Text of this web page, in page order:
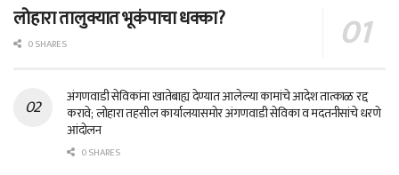
लोहारा तालुक्यात भूकंपाचा धक्का?
0 SHARES
अंगणवाडी सेविकांना खातेबाह्य देण्यात आलेल्या कामांचे आदेश तात्काळ रद्द
करावे; लोहारा तहसील कार्यालयासमोर अंगणवाडी सेविका व मदतनीसांचे धरणे
आंदोलन
0 SHARES